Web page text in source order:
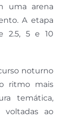
uma arena
A etapa
2.5, 5 e 10
noturno
ritmo mais
temática,
voltadas ao